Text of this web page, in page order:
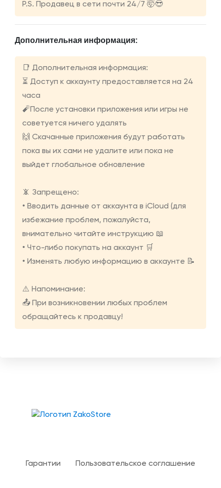
P.S. Продавец в сети почти 24/7 🤯😎
Дополнительная информация:
📑 Дополнительная информация:
⏳ Доступ к аккаунту предоставляется на 24
часа
🧨После установки приложения или игры не
советуется ничего удалять
🙌 Скачанные приложения будут работать
пока вы их сами не удалите или пока не
выйдет глобальное обновление
📵 Запрещено:
• Вводить данные от аккаунта в iCloud (для
избежание проблем, пожалуйста,
внимательно читайте инструкцию 📖
• Что-либо покупать на аккаунт 🛒
• Изменять любую информацию в аккаунте 📝
⚠️ Напоминание:
📤 При возникновении любых проблем
обращайтесь к продавцу!
Гарантии Пользовательское соглашение